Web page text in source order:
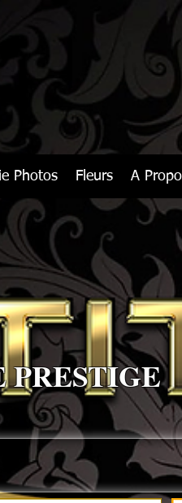
Photos Fleurs A
PRESTIGE